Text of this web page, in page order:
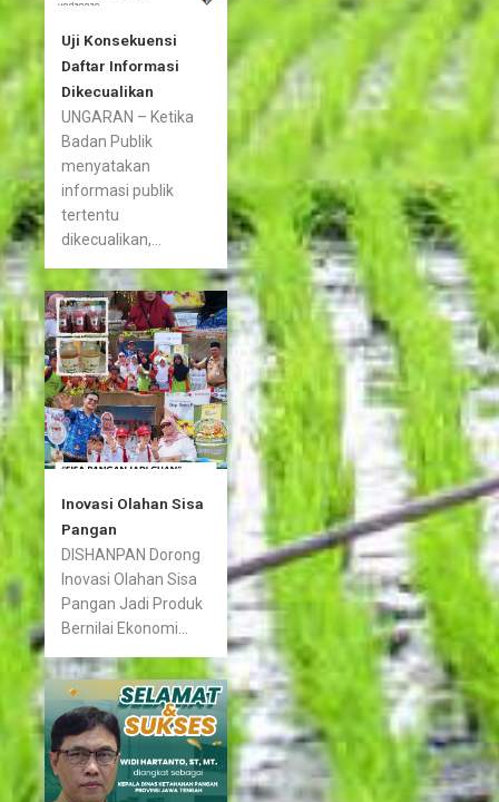
Uji Konsekuensi
Daftar Informasi
Dikecualikan
UNGARAN – Ketika
Badan Publik
menyatakan
informasi publik
tertentu
dikecualikan,...
Inovasi Olahan Sisa
Pangan
DISHANPAN Dorong
Inovasi Olahan Sisa
Pangan Jadi Produk
Bernilai Ekonomi...